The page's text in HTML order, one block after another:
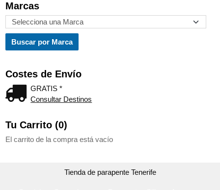
Marcas
Costes de Envío
GRATIS *
Consultar Destinos
Tu Carrito (0)
El carrito de la compra está vacío
Tienda de parapente Tenerife